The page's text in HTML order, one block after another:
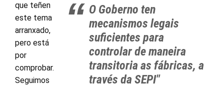
O Goberno ten
mecanismos legais
suficientes para
controlar de maneira
transitoria as fábricas, a
través da SEPI"
que teñen
este tema
arranxado,
pero está
por
comprobar.
Seguimos